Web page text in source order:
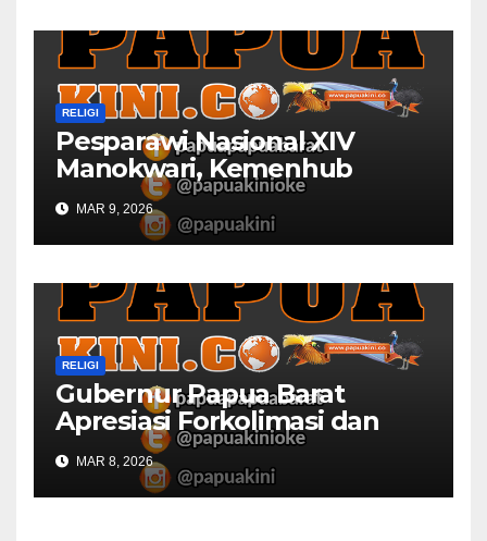
RELIGI
Pesparawi Nasional XIV
Manokwari, Kemenhub
Sediakan Dua Kapal
MAR 9, 2026
RELIGI
Gubernur Papua Barat
Apresiasi Forkolimasi dan
Masjid Al Falah
MAR 8, 2026